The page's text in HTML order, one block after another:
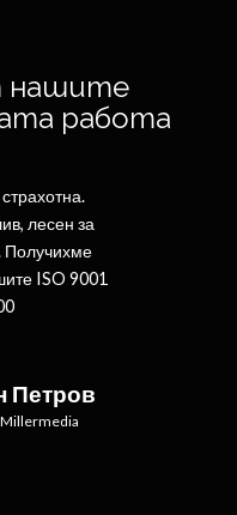
нашите
работа
лесен за
Получихме
ISO 9001
Петров
Millermedia
Services е
и
даде
Дзаид
– Sandrew Inc.